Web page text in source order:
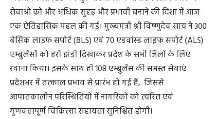
सेवाओं को और अधिक सुदृढ़ और प्रभावी बनाने की दिशा में आज
एक ऐतिहासिक पहल की गई। मुख्यमंत्री श्री विष्णुदेव साय ने 300
बेसिक लाइफ सपोर्ट (BLS) एवं 70 एडवांस्ड लाइफ सपोर्ट (ALS)
एम्बुलेंसों को हरी झंडी दिखाकर प्रदेश के सभी जिलों के लिए
रवाना किया। इसके साथ ही 108 एम्बुलेंस की समस्त सेवाएं
प्रदेशभर में तत्काल प्रभाव से प्रारंभ हो गई हैं, जिससे
आपातकालीन परिस्थितियों में नागरिकों को त्वरित एवं
गुणवत्तापूर्ण चिकित्सा सहायता सुनिश्चित होगी।